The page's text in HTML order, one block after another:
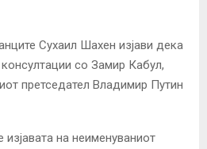
Сухаил Шахен изјави дека
со Замир Кабул,
претседател Владимир Путин
на неименуваниот